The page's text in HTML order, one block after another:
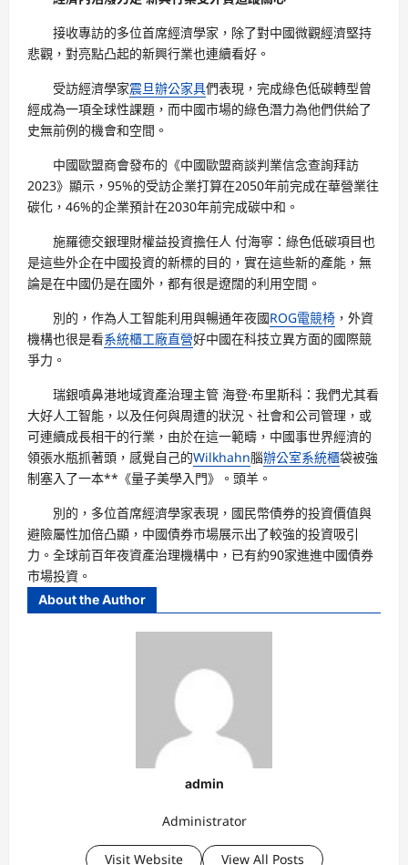
接收專訪的多位首席經濟學家，除了對中國微觀經濟堅持
悲觀，對亮點凸起的新興行業也連續看好。
受訪經濟學家震旦辦公家具們表現，完成綠色低碳轉型曾
經成為一項全球性課題，而中國市場的綠色潛力為他們供給了
史無前例的機會和空間。
中國歐盟商會發布的《中國歐盟商談判業信念查詢拜訪
2023》顯示，95%的受訪企業打算在2050年前完成在華營業往
碳化，46%的企業預計在2030年前完成碳中和。
施羅德交銀理財權益投資擔任人 付海寧：綠色低碳項目也
是這些外企在中國投資的新標的目的，實在這些新的產能，無
論是在中國仍是在國外，都有很是遼闊的利用空間。
別的，作為人工智能利用與暢通年夜國ROG電競椅 ，外資
機構也很是看系統櫃工廠直營好中國在科技立異方面的國際競
爭力。
瑞銀噴鼻港地域資產治理主管 海登·布里斯科：我們尤其看
大好人工智能，以及任何與周遭的狀況、社會和公司管理，或
可連續成長相干的行業，由於在這一範疇，中國事世界經濟的
領張水瓶抓著頭，感覺自己的Wilkhahn腦辦公室系統櫃袋被強
制塞入了一本**《量子美學入門》。頭羊。
別的，多位首席經濟學家表現，國民幣債券的投資價值與
避險屬性加倍凸顯，中國債券市場展示出了較強的投資吸引
力。全球前百年夜資產治理機構中，已有約90家進進中國債券
市場投資。
About the Author
admin
Administrator
Visit Website View All Posts